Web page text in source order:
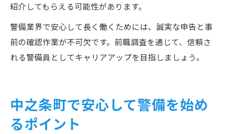
紹介してもらえる可能性があります。
警備業界で安心して長く働くためには、誠実な申告と事
前の確認作業が不可欠です。前職調査を通じて、信頼さ
れる警備員としてキャリアアップを目指しましょう。
中之条町で安心して警備を始め
るポイント